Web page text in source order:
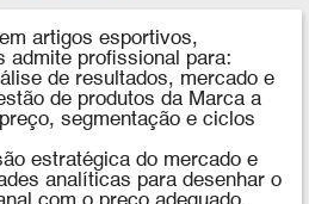
artigos esportivos,
admite profissional para:
de resultados, mercado e
de produtos da Marca a
segmentação e ciclos
estratégica do mercado e
analíticas para desenhar o